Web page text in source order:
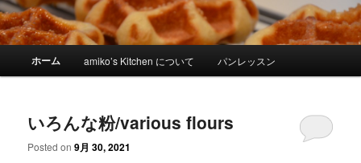
Main menu
Skip to primary content
Skip to secondary content
ホーム amiko’s Kitchen について パンレッスン
いろんな粉/various flours
Posted on9月 30, 2021